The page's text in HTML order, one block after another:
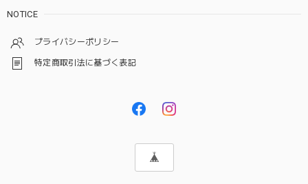
NOTICE
プライバシーポリシー
特定商取引法に基づく表記